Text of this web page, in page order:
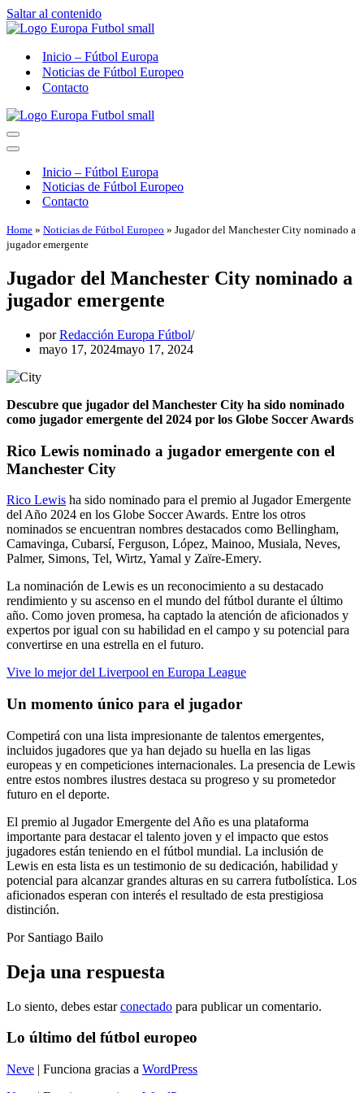
Saltar al contenido
Inicio – Fútbol Europa
Noticias de Fútbol Europeo
Contacto
Menú
de
Menú
navegaciónInicio – Fútbol Europa
Noticias de Fútbol Europeo
Contacto
Home » Noticias de Fútbol Europeo » Jugador del Manchester City nominado a
jugador emergente
Jugador del Manchester City nominado a
jugador emergente
porRedacción Europa Fútbol
mayo 17, 2024mayo 17, 2024
Descubre que jugador del Manchester City ha sido nominado
como jugador emergente del 2024 por los Globe Soccer Awards
Rico Lewis nominado a jugador emergente con el
Manchester City
Rico Lewis ha sido nominado para el premio al Jugador Emergente
del Año 2024 en los Globe Soccer Awards. Entre los otros
nominados se encuentran nombres destacados como Bellingham,
Camavinga, Cubarsí, Ferguson, López, Mainoo, Musiala, Neves,
Palmer, Simons, Tel, Wirtz, Yamal y Zaïre-Emery.
La nominación de Lewis es un reconocimiento a su destacado
rendimiento y su ascenso en el mundo del fútbol durante el último
año. Como joven promesa, ha captado la atención de aficionados y
expertos por igual con su habilidad en el campo y su potencial para
convertirse en una estrella en el futuro.
Vive lo mejor del Liverpool en Europa League
Un momento único para el jugador
Competirá con una lista impresionante de talentos emergentes,
incluidos jugadores que ya han dejado su huella en las ligas
europeas y en competiciones internacionales. La presencia de Lewis
entre estos nombres ilustres destaca su progreso y su prometedor
futuro en el deporte.
El premio al Jugador Emergente del Año es una plataforma
importante para destacar el talento joven y el impacto que estos
jugadores están teniendo en el fútbol mundial. La inclusión de
Lewis en esta lista es un testimonio de su dedicación, habilidad y
potencial para alcanzar grandes alturas en su carrera futbolística. Los
aficionados esperan con interés el resultado de esta prestigiosa
distinción.
Por Santiago Bailo
Deja una respuesta
Lo siento, debes estarconectado para publicar un comentario.
Lo último del fútbol europeo
Neve | Funciona gracias a WordPress